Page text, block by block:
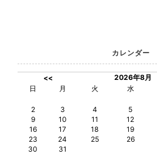
カレンダー
<<
2026年8月
日
月 火 水
2
3 4 5
9
10 11 12
16
17 18 19
23
24 25 26
30
31